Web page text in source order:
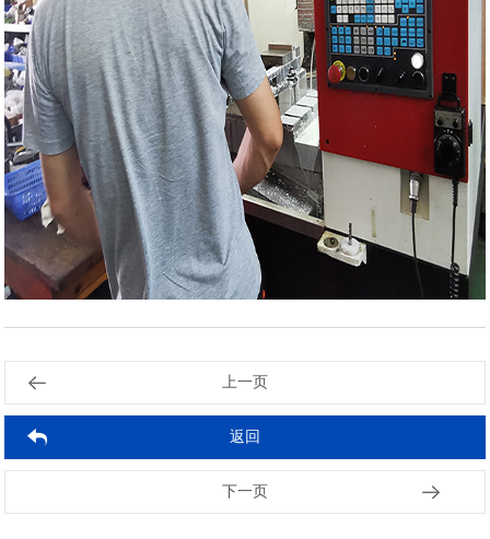
上一页
返回
下一页